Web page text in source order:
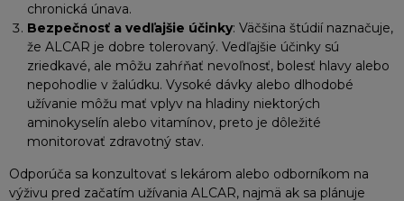
chronická únava.
Bezpečnosť a vedľajšie účinky: Väčšina štúdií naznačuje,
že ALCAR je dobre tolerovaný. Vedľajšie účinky sú
zriedkavé, ale môžu zahŕňať nevoľnosť, bolesť hlavy alebo
nepohodlie v žalúdku. Vysoké dávky alebo dlhodobé
užívanie môžu mať vplyv na hladiny niektorých
aminokyselín alebo vitamínov, preto je dôležité
monitorovať zdravotný stav.
Odporúča sa konzultovať s lekárom alebo odborníkom na
výživu pred začatím užívania ALCAR, najmä ak sa plánuje